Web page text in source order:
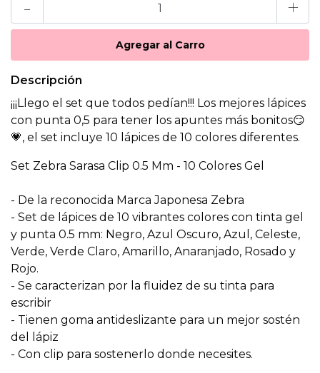
- +
Descripción
¡¡¡Llego el set que todos pedían!!! Los mejores lápices
con punta 0,5 para tener los apuntes más bonitos😏
💗, el set incluye 10 lápices de 10 colores diferentes.
Set Zebra Sarasa Clip 0.5 Mm - 10 Colores Gel
- De la reconocida Marca Japonesa Zebra
- Set de lápices de 10 vibrantes colores con tinta gel
y punta 0.5 mm: Negro, Azul Oscuro, Azul, Celeste,
Verde, Verde Claro, Amarillo, Anaranjado, Rosado y
Rojo.
- Se caracterizan por la fluidez de su tinta para
escribir
- Tienen goma antideslizante para un mejor sostén
del lápiz
- Con clip para sostenerlo donde necesites.